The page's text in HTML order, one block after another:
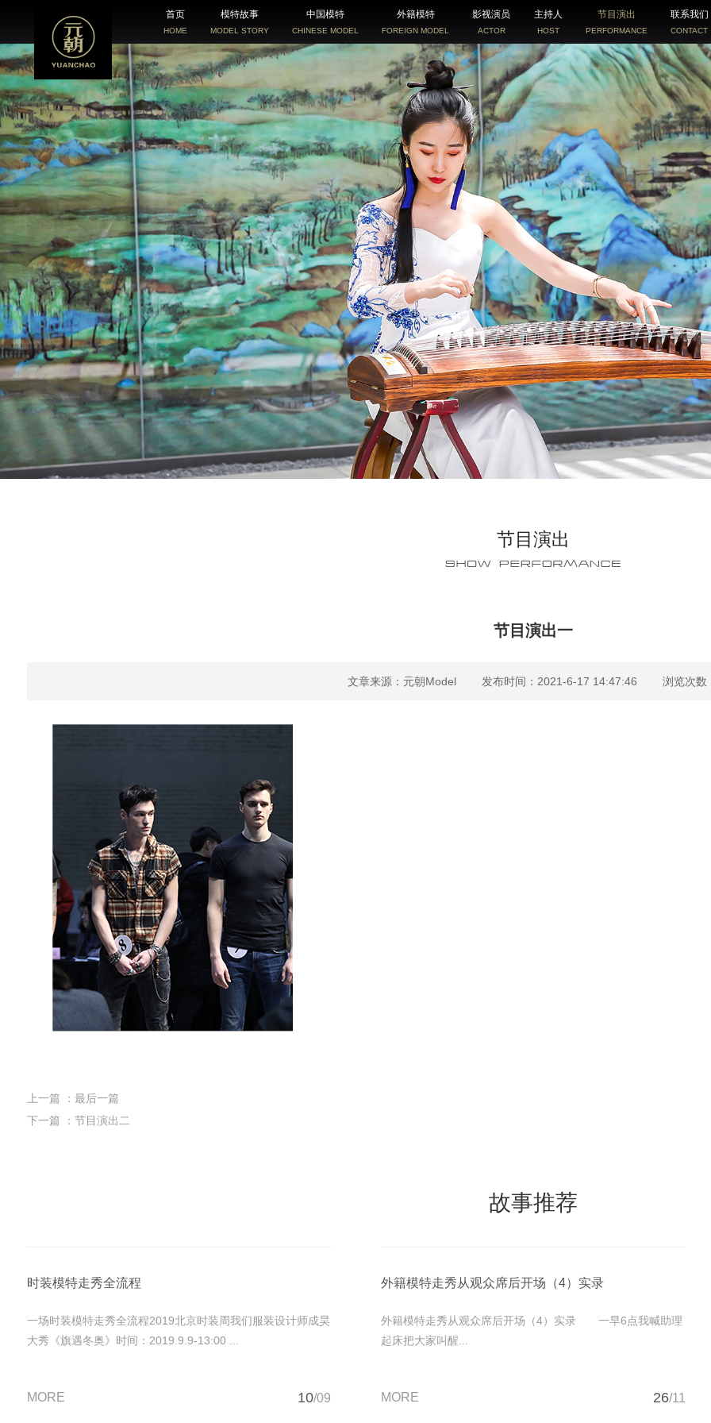
首页
HOME
模特故事
MODEL STORY
中国模特
CHINESE MODEL
外籍模特
FOREIGN MODEL
影视演员
ACTOR
主持人
HOST
节目演出
PERFORMANCE
联系我们
CONTACT
节目演出
节目演出一
文章来源： 元朝Model 发布时间：2021-6-17 14:47:46 浏览次数
上一篇
：最后一篇
下一篇
：节目演出二
故事推荐
时装模特走秀全流程
一场时装模特走秀全流程2019北京时装周我们服装设计师成昊
大秀《旗遇冬奥》时间：2019.9.9-13:00 ...
10/09
MORE
外籍模特走秀从观众席后开场（4）实录
外籍模特走秀从观众席后开场（4）实录 一早6点我喊助理
起床把大家叫醒...
26/11
MORE